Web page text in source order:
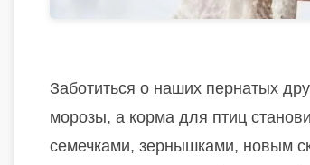
Заботиться о наших пернатых
морозы, а корма для птиц
семечками, зернышками, новым